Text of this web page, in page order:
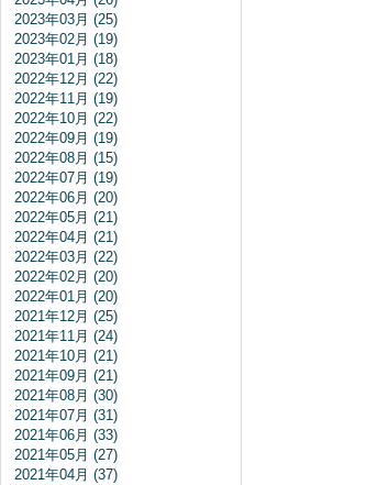
2023年03月 (25)
2023年02月 (19)
2023年01月 (18)
2022年12月 (22)
2022年11月 (19)
2022年10月 (22)
2022年09月 (19)
2022年08月 (15)
2022年07月 (19)
2022年06月 (20)
2022年05月 (21)
2022年04月 (21)
2022年03月 (22)
2022年02月 (20)
2022年01月 (20)
2021年12月 (25)
2021年11月 (24)
2021年10月 (21)
2021年09月 (21)
2021年08月 (30)
2021年07月 (31)
2021年06月 (33)
2021年05月 (27)
2021年04月 (37)